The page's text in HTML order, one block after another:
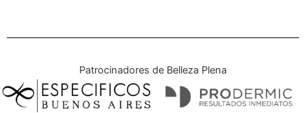
Patrocinadores de Belleza Plena